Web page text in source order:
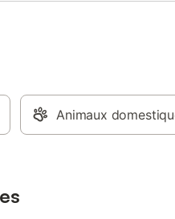
départ ou forfait 65 euros
à faire
Animaux